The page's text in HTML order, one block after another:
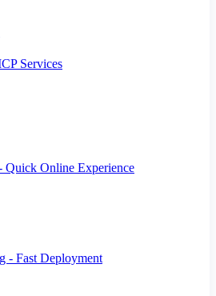
Services
Quick Online Experience
- Fast Deployment